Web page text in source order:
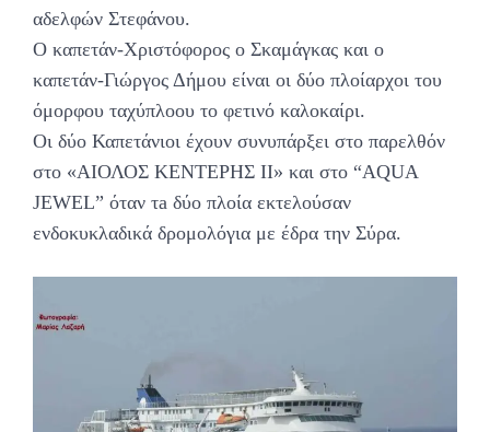
αδελφών Στεφάνου.
Ο καπετάν-Χριστόφορος ο Σκαμάγκας και ο
καπετάν-Γιώργος Δήμου είναι οι δύο πλοίαρχοι του
όμορφου ταχύπλοου το φετινό καλοκαίρι.
Οι δύο Καπετάνιοι έχουν συνυπάρξει στο παρελθόν
στο «ΑΙΟΛΟΣ ΚΕΝΤΕΡΗΣ ΙΙ» και στο “AQUA
JEWEL” όταν τa δύο πλοία εκτελούσαν
ενδοκυκλαδικά δρομολόγια με έδρα την Σύρα.